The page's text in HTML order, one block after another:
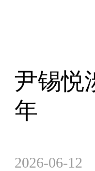
尹锡悦
年
2026-06-12